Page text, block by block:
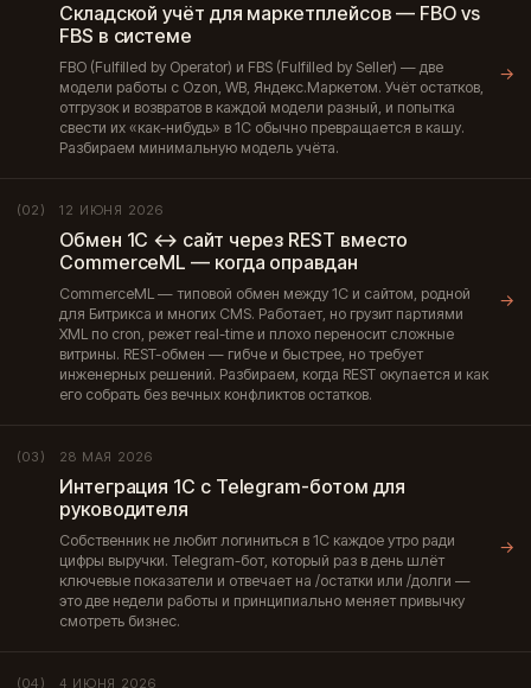
Складской учёт для маркетплейсов — FBO vs
FBS в системе
FBO (Fulfilled by Operator) и FBS (Fulfilled by Seller) — две
модели работы с Ozon, WB, Яндекс.Маркетом. Учёт остатков,
отгрузок и возвратов в каждой модели разный, и попытка
свести их «как-нибудь» в 1С обычно превращается в кашу.
Разбираем минимальную модель учёта.
→
(02) 12 ИЮНЯ 2026
Обмен 1С ↔ сайт через REST вместо
CommerceML — когда оправдан
CommerceML — типовой обмен между 1С и сайтом, родной
для Битрикса и многих CMS. Работает, но грузит партиями
XML по cron, режет real-time и плохо переносит сложные
витрины. REST-обмен — гибче и быстрее, но требует
инженерных решений. Разбираем, когда REST окупается и как
его собрать без вечных конфликтов остатков.
→
(03) 28 МАЯ 2026
Интеграция 1С с Telegram-ботом для
руководителя
Собственник не любит логиниться в 1С каждое утро ради
цифры выручки. Telegram-бот, который раз в день шлёт
ключевые показатели и отвечает на /остатки или /долги —
это две недели работы и принципиально меняет привычку
смотреть бизнес.
→
(04) 4 ИЮНЯ 2026